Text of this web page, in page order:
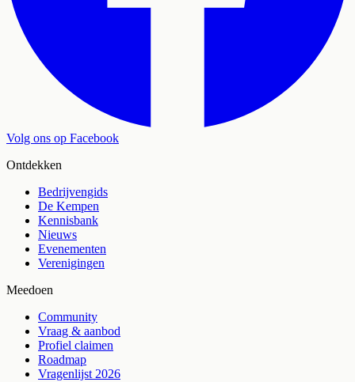
Volg ons op Facebook
Ontdekken
Bedrijvengids
De Kempen
Kennisbank
Nieuws
Evenementen
Verenigingen
Meedoen
Community
Vraag & aanbod
Profiel claimen
Roadmap
Vragenlijst 2026